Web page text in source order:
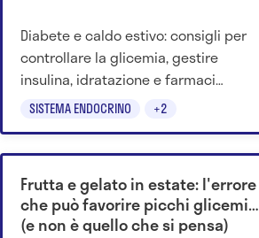
SISTEMA ENDOCRINO +2
Diabete e caldo estivo: consigli per
controllare la glicemia, gestire
insulina, idratazione e farmaci
durante le alte temperature.
Frutta e gelato in estate: l'errore
che può favorire picchi glicemici
(e non è quello che si pensa)